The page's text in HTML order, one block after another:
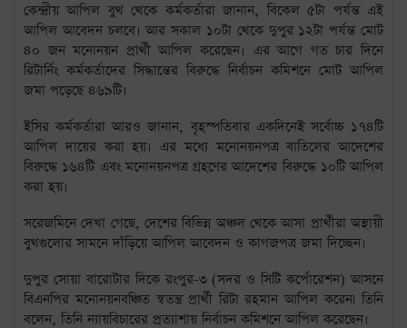
কেন্দ্রীয় আপিল বুথ থেকে কর্মকর্তারা জানান, বিকেল ৫টা পর্যন্ত এই
আপিল আবেদন চলবে। আর সকাল ১০টা থেকে দুপুর ১২টা পর্যন্ত মোট
৪০ জন মনোনয়ন প্রার্থী আপিল করেছেন। এর আগে গত চার দিনে
রিটার্নিং কর্মকর্তাদের সিদ্ধান্তের বিরুদ্ধে নির্বাচন কমিশনে মোট আপিল
জমা পড়েছে ৪৬৯টি।
ইসির কর্মকর্তারা আরও জানান, বৃহস্পতিবার একদিনেই সর্বোচ্চ ১৭৪টি
আপিল দায়ের করা হয়। এর মধ্যে মনোনয়নপত্র বাতিলের আদেশের
বিরুদ্ধে ১৬৪টি এবং মনোনয়নপত্র গ্রহণের আদেশের বিরুদ্ধে ১০টি আপিল
করা হয়।
সরেজমিনে দেখা গেছে, দেশের বিভিন্ন অঞ্চল থেকে আসা প্রার্থীরা অস্থায়ী
বুথগুলোর সামনে দাঁড়িয়ে আপিল আবেদন ও কাগজপত্র জমা দিচ্ছেন।
দুপুর সোয়া বারোটার দিকে রংপুর-৩ (সদর ও সিটি কর্পোরেশন) আসনে
বিএনপির মনোনয়নবঞ্চিত স্বতন্ত্র প্রার্থী রিটা রহমান আপিল করেন৷ তিনি
বলেন, তিনি ন্যায়বিচারের প্রত্যাশায় নির্বাচন কমিশনে আপিল করেছেন।